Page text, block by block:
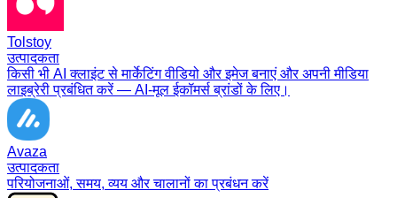
Tolstoy
उत्पादकता
किसी भी AI क्लाइंट से मार्केटिंग वीडियो और इमेज बनाएं और अपनी मीडिया
लाइब्रेरी प्रबंधित करें — AI-मूल ईकॉमर्स ब्रांडों के लिए।
Avaza
उत्पादकता
परियोजनाओं, समय, व्यय और चालानों का प्रबंधन करें